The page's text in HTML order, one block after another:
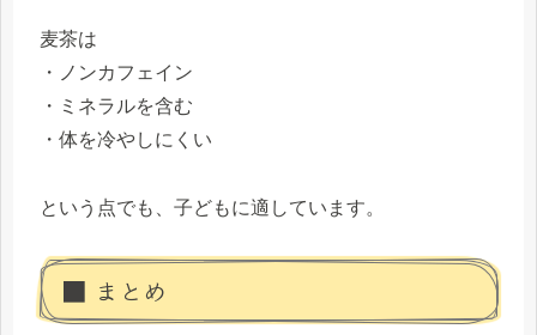
麦茶は
・ノンカフェイン
・ミネラルを含む
・体を冷やしにくい
という点でも、子どもに適しています。
■ まとめ